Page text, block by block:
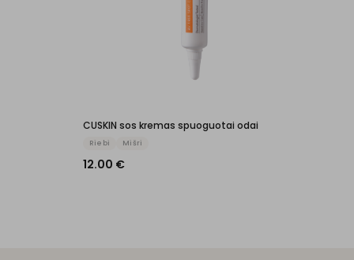
CUSKIN sos kremas spuoguotai odai
Riebi Mišri
12.00 €